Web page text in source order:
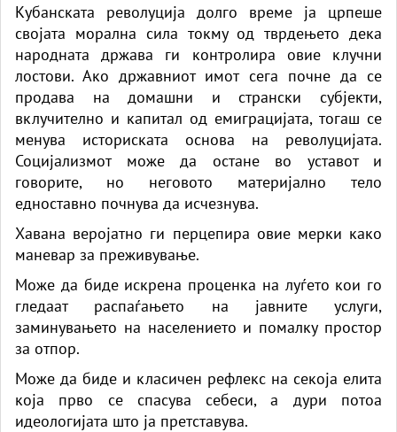
Кубанската револуција долго време ја црпеше
својата морална сила токму од тврдењето дека
народната држава ги контролира овие клучни
лостови. Ако државниот имот сега почне да се
продава на домашни и странски субјекти,
вклучително и капитал од емиграцијата, тогаш се
менува историската основа на револуцијата.
Социјализмот може да остане во уставот и
говорите, но неговото материјално тело
едноставно почнува да исчезнува.
Хавана веројатно ги перцепира овие мерки како
маневар за преживување.
Може да биде искрена проценка на луѓето кои го
гледаат распаѓањето на јавните услуги,
заминувањето на населението и помалку простор
за отпор.
Може да биде и класичен рефлекс на секоја елита
која прво се спасува себеси, а дури потоа
идеологијата што ја претставува.